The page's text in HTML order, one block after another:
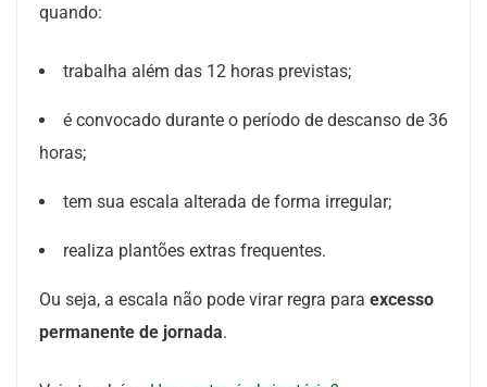
quando:
trabalha além das 12 horas previstas;
é convocado durante o período de descanso de 36
horas;
tem sua escala alterada de forma irregular;
realiza plantões extras frequentes.
Ou seja, a escala não pode virar regra para excesso
permanente de jornada.